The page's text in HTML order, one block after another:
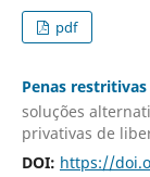
pdf
Penas
soluções
privativas de
DOI: https://